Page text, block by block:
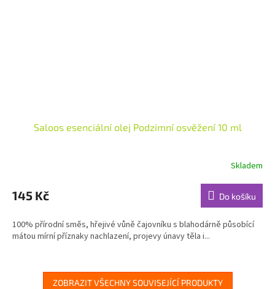
Saloos esenciální olej Podzimní osvěžení 10 ml
produktu
je
z
5
Skladem
145 Kč Do košíku
100% přírodní směs, hřejivé vůně čajovníku s blahodárně působící
mátou mírní příznaky nachlazení, projevy únavy těla i...
ZOBRAZIT VŠECHNY SOUVISEJÍCÍ PRODUKTY